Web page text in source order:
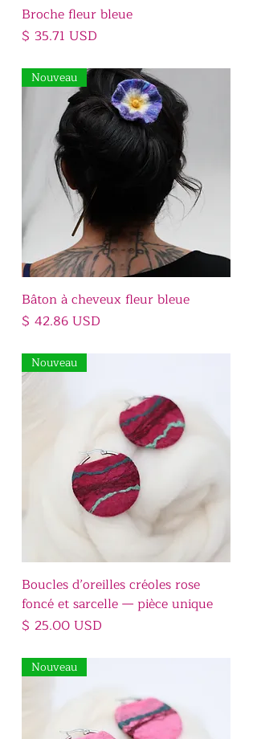
Broche fleur bleue
Prix
$ 35.71 USD
Nouveau
Bâton à cheveux fleur bleue
Prix
$ 42.86 USD
Nouveau
Boucles d’oreilles créoles rose
foncé et sarcelle — pièce unique
Prix
$ 25.00 USD
Nouveau